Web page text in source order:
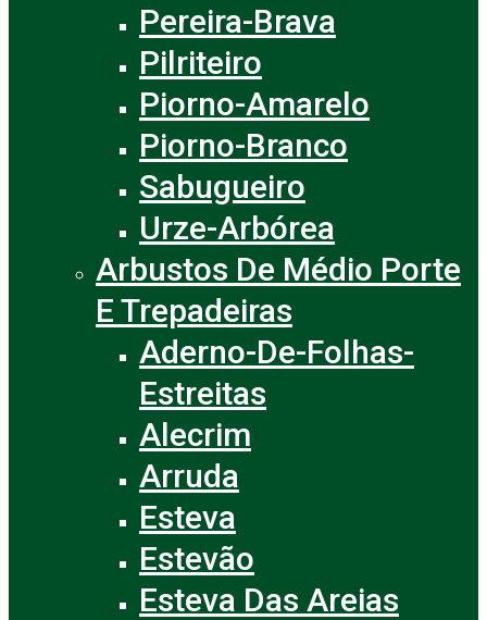
Pereira-Brava
Pilriteiro
Piorno-Amarelo
Piorno-Branco
Sabugueiro
Urze-Arbórea
Arbustos De Médio Porte
E Trepadeiras
Aderno-De-Folhas-
Estreitas
Alecrim
Arruda
Esteva
Estevão
Esteva Das Areias